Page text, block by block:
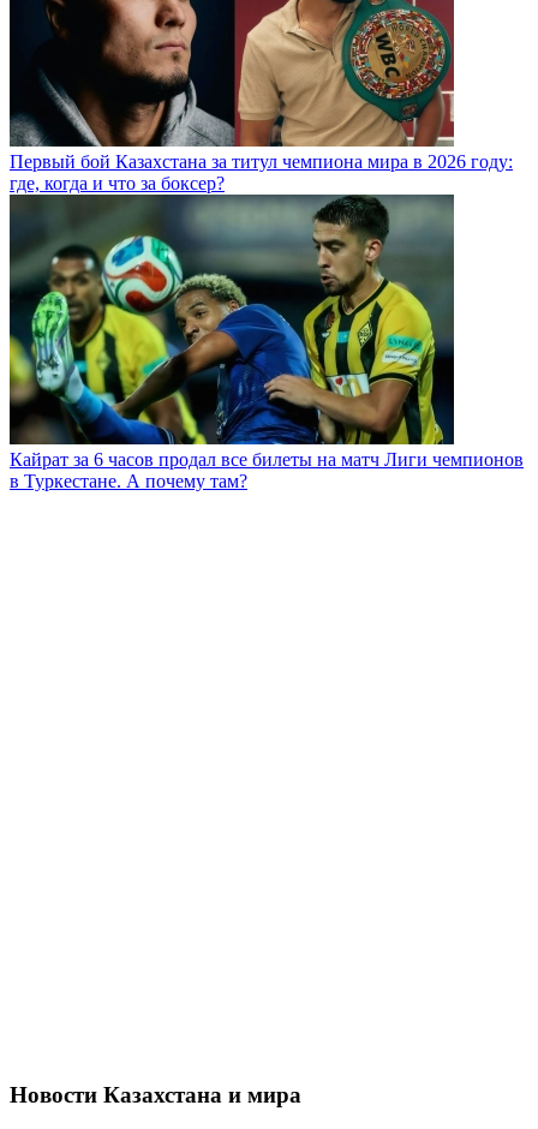
Первый бой Казахстана за титул чемпиона мира в 2026 году:
где, когда и что за боксер?
Кайрат за 6 часов продал все билеты на матч Лиги чемпионов
в Туркестане. А почему там?
Новости Казахстана и мира